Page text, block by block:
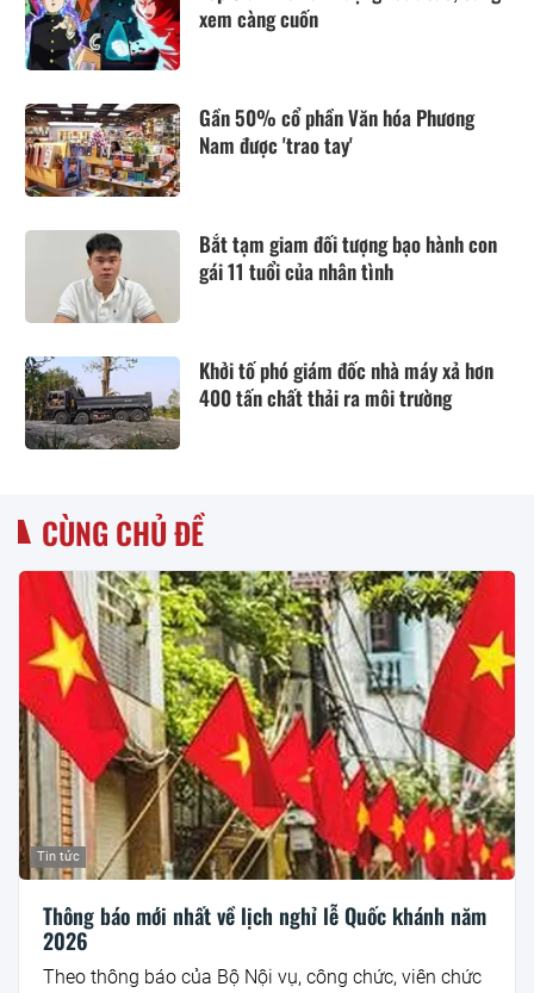
xem càng cuốn
Gần 50% cổ phần Văn hóa Phương
Nam được 'trao tay'
Bắt tạm giam đối tượng bạo hành con
gái 11 tuổi của nhân tình
Khởi tố phó giám đốc nhà máy xả hơn
400 tấn chất thải ra môi trường
CÙNG CHỦ ĐỀ
Tin tức
Thông báo mới nhất về lịch nghỉ lễ Quốc khánh năm
2026
Theo thông báo của Bộ Nội vụ, công chức, viên chức